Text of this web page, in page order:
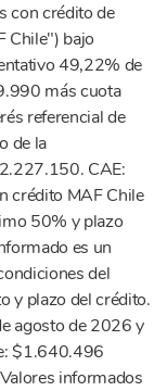
con crédito de
Chile") bajo
49,22% de
más cuota
referencial de
de la
CAE:
crédito MAF Chile
50% y plazo
es un
del
y plazo del crédito.
agosto de 2026 y
$1.640.496
informados